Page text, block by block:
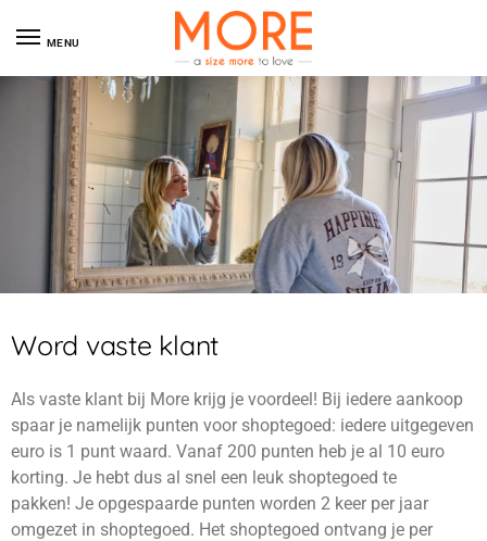
MENU
Word vaste klant
Als vaste klant bij More krijg je voordeel! Bij iedere aankoop
spaar je namelijk punten voor shoptegoed: iedere uitgegeven
euro is 1 punt waard. Vanaf 200 punten heb je al 10 euro
korting. Je hebt dus al snel een leuk shoptegoed te
pakken! Je opgespaarde punten worden 2 keer per jaar
omgezet in shoptegoed. Het shoptegoed ontvang je per